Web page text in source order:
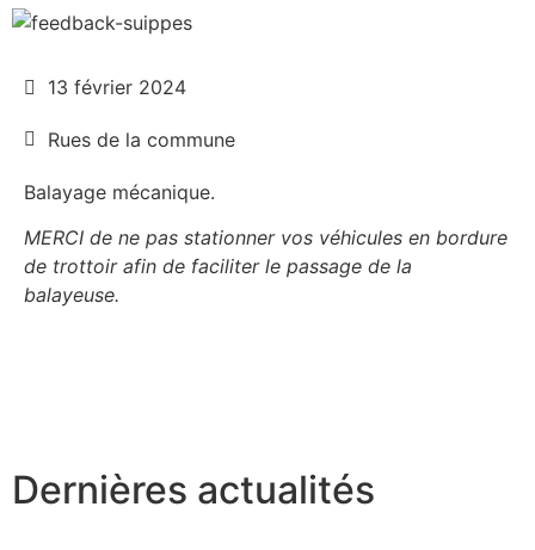
Balayage mécanique.
MERCI de ne pas stationner vos véhicules en bordure
de trottoir afin de faciliter le passage de la
balayeuse.
13 février 2024
Rues de la commune
Dernières actualités